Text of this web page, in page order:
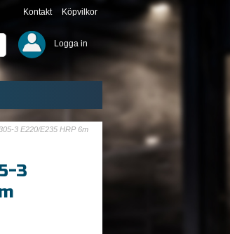
Kontakt Köpvilkor
Logga in
3 E220/E235 HRP 6m
3